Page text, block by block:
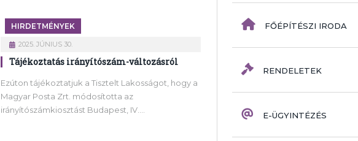
HIRDETMÉNYEK
2025. JÚNIUS 30.
Tájékoztatás irányítószám-változásról
Ezúton tájékoztatjuk a Tisztelt Lakosságot, hogy a
Magyar Posta Zrt. módosította az
irányítószámkiosztást Budapest, IV.…
FŐÉPÍTÉSZI IRODA
RENDELETEK
E-ÜGYINTÉZÉS